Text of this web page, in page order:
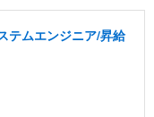
テムエンジニア/昇給